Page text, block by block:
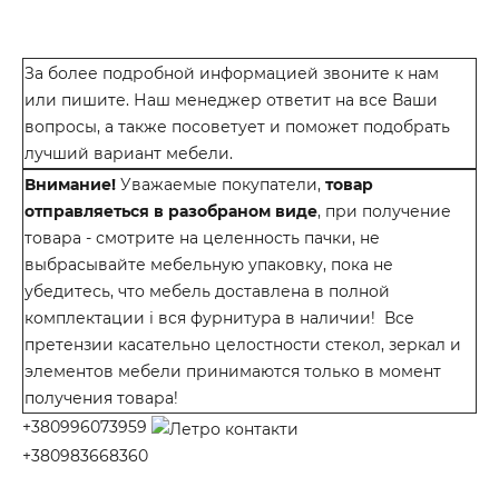
За более подробной информацией звоните к нам
или пишите. Наш менеджер ответит на все Ваши
вопросы, а также посоветует и поможет подобрать
лучший вариант мебели.
Внимание! Уважаемые покупатели, товар
отправляеться в разобраном виде, при получение
товара - смотрите на целенность пачки, не
выбрасывайте мебельную упаковку, пока не
убедитесь, что мебель доставлена в полной
комплектации і вся фурнитура в наличии! Все
претензии касательно целостности стекол, зеркал и
элементов мебели принимаются только в момент
получения товара!
+380996073959
+380983668360